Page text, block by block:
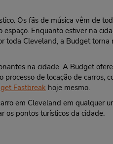
Os fãs de música vêm de
Enquanto estiver na
toda Cleveland, a Budget torna
na cidade. A Budget
de locação de carros,
Fastbreak hoje mesmo.
em Cleveland em qualquer
os pontos turísticos da cidade.